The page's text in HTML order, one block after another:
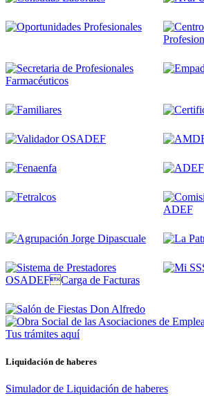
Tus trámites aquí
Liquidación de haberes
Simulador de Liquidación de haberes